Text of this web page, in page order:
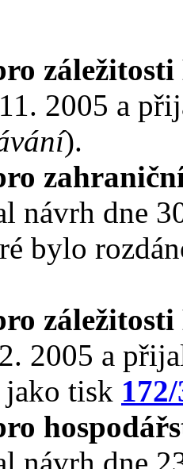
záležitosti
2005 a
).
návrh dne
bylo
záležitosti
2005 a
jako tisk